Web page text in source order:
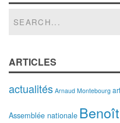
ARTICLES
actualités Arnaud Montebourg
Assemblée nationale